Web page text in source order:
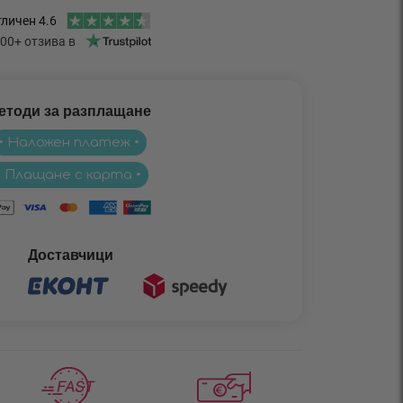
за разплащане
Наложен платеж •
Плащане с карта •
Доставчици